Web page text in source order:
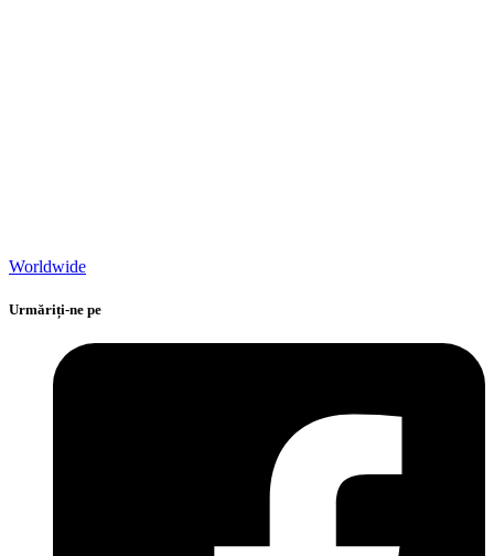
Worldwide
Urmăriți-ne pe